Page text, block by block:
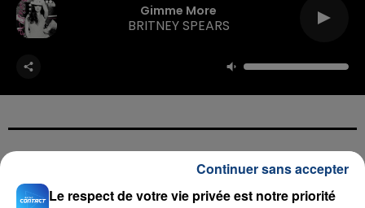
Gimme More
BRITNEY SPEARS
Le respect de votre vie privée est notre priorité
Continuer sans accepter